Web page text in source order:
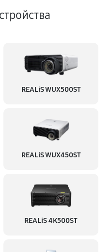
REALiS WUX500ST
REALiS WUX450ST
REALiS 4K500ST